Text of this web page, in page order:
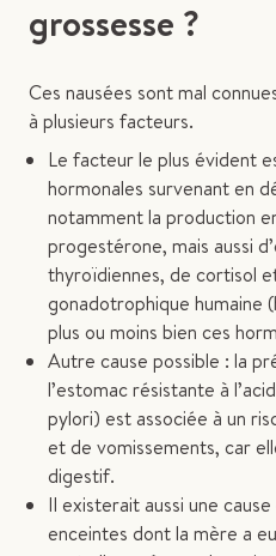
grossesse ?
Ces nausées sont mal
à plusieurs facteurs.
Le facteur le plus évident
hormonales survenant en
notamment la production
progestérone, mais aussi
thyroïdiennes, de cortisol
gonadotrophique humaine
plus ou moins bien ces
Autre cause possible : la
l’estomac résistante à
pylori) est associée à un
et de vomissements, car
digestif.
Il existerait aussi une
enceintes dont la mère a